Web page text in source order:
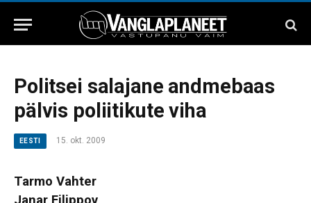
Politsei salajane andmebaas
pälvis poliitikute viha
EESTI 15. okt. 2009
Tarmo Vahter